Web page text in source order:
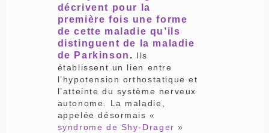
décrivent pour la
première fois une forme
de cette maladie qu’ils
distinguent de la maladie
de Parkinson . Ils
établissent un lien entre
l’hypotension orthostatique et
l’atteinte du système nerveux
autonome. La maladie,
appelée désormais «
syndrome de Shy-Drager »